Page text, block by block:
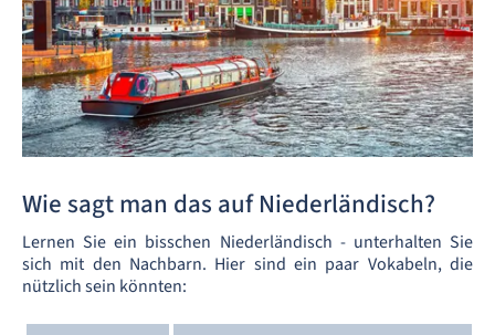
Wie sagt man das auf Niederländisch?
Lernen Sie ein bisschen Niederländisch - unterhalten Sie
sich mit den Nachbarn. Hier sind ein paar Vokabeln, die
nützlich sein könnten: